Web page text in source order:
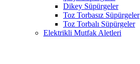
Dikey Süpürgeler
Toz Torbasız Süpürgeler
Toz Torbalı Süpürgeler
Elektrikli Mutfak Aletleri